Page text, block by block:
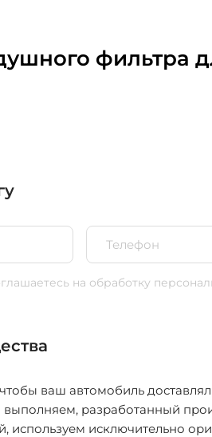
фильтра
на обработку
ваш автомобиль
разработанный
используем исключительно